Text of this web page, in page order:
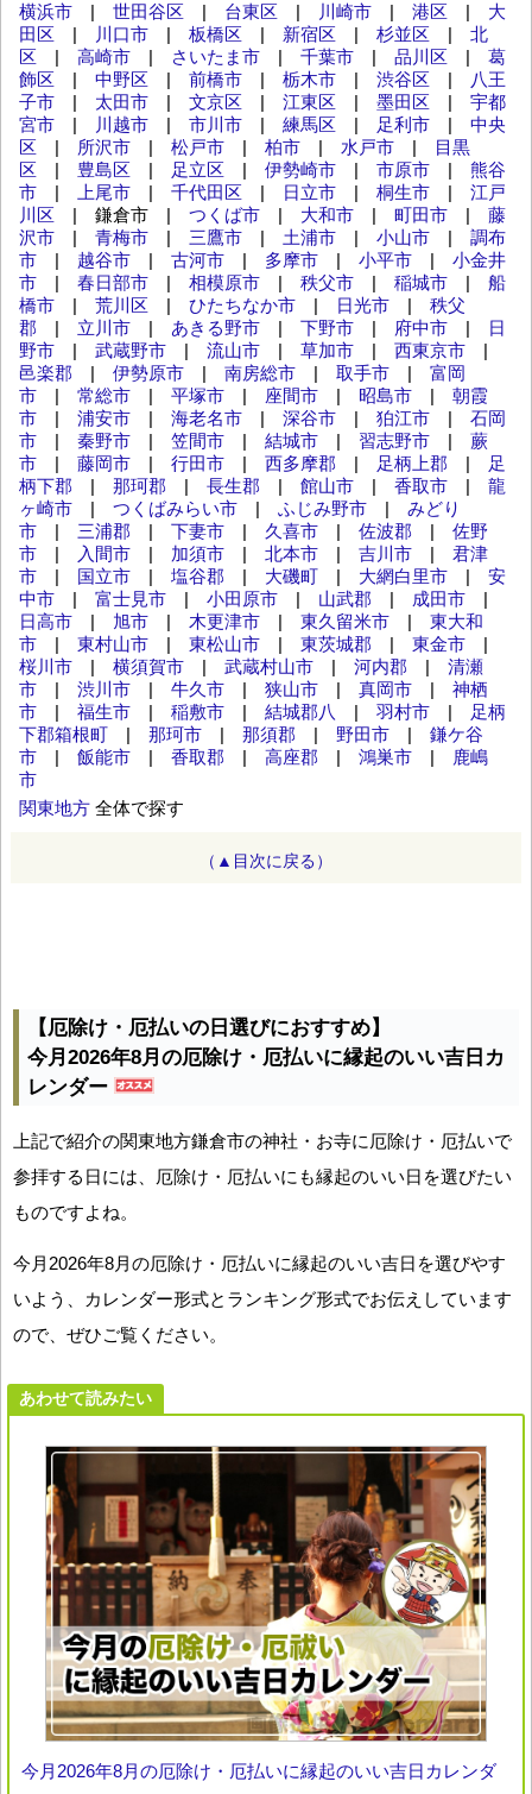
横浜市 | 世田谷区 | 台東区 | 川崎市 | 港区 | 大
田区 | 川口市 | 板橋区 | 新宿区 | 杉並区 | 北
区 | 高崎市 | さいたま市 | 千葉市 | 品川区 | 葛
飾区 | 中野区 | 前橋市 | 栃木市 | 渋谷区 |
八王
子市 | 太田市 | 文京区 | 江東区 | 墨田区 | 宇都
宮市 | 川越市 | 市川市 | 練馬区 | 足利市 | 中央
区 | 所沢市 | 松戸市 | 柏市 | 水戸市 |
目黒
区 | 豊島区 | 足立区 | 伊勢崎市 | 市原市 | 熊谷
市 | 上尾市 | 千代田区 | 日立市 | 桐生市 | 江戸
川区 | 鎌倉市 | つくば市 | 大和市 | 町田市 | 藤
沢市 | 青梅市 | 三鷹市 | 土浦市 | 小山市 | 調布
市 | 越谷市 | 古河市 | 多摩市 | 小平市 | 小金井
市 | 春日部市 | 相模原市 | 秩父市 | 稲城市 | 船
橋市 | 荒川区 | ひたちなか市 | 日光市 | 秩父
郡 | 立川市 | あきる野市 | 下野市 | 府中市 |
日
野市 | 武蔵野市 | 流山市 | 草加市 | 西東京市 |
邑楽郡 | 伊勢原市 | 南房総市 | 取手市 | 富岡
市 | 常総市 | 平塚市 | 座間市 | 昭島市 | 朝霞
市 | 浦安市 | 海老名市 | 深谷市 | 狛江市 | 石岡
市 | 秦野市 | 笠間市 | 結城市 | 習志野市 | 蕨
市 | 藤岡市 | 行田市 | 西多摩郡 | 足柄上郡 |
足
柄下郡 | 那珂郡 | 長生郡 | 館山市 | 香取市 | 龍
ヶ崎市 | つくばみらい市 | ふじみ野市 | みどり
市 | 三浦郡 | 下妻市 | 久喜市 | 佐波郡 | 佐野
市 | 入間市 | 加須市 | 北本市 | 吉川市 | 君津
市 | 国立市 | 塩谷郡 | 大磯町 | 大網白里市 | 安
中市 | 富士見市 | 小田原市 | 山武郡 | 成田市 |
日高市 | 旭市 | 木更津市 | 東久留米市 | 東大和
市 | 東村山市 | 東松山市 | 東茨城郡 | 東金市 |
桜川市 | 横須賀市 | 武蔵村山市 | 河内郡 | 清瀬
市 | 渋川市 | 牛久市 | 狭山市 | 真岡市 | 神栖
市 | 福生市 | 稲敷市 | 結城郡八 | 羽村市 |
足柄
下郡箱根町 | 那珂市 | 那須郡 | 野田市 | 鎌ケ谷
市 | 飯能市 | 香取郡 | 高座郡 | 鴻巣市 |
鹿嶋
市
関東地方 全体で探す
（▲目次に戻る）
【厄除け・厄払いの日選びにおすすめ】
今月2026年8月の厄除け・厄払いに縁起のいい吉日カ
レンダー
上記で紹介の関東地方鎌倉市の神社・お寺に厄除け・厄払いで
参拝する日には、厄除け・厄払いにも縁起のいい日を選びたい
ものですよね。
今月2026年8月の厄除け・厄払いに縁起のいい吉日を選びやす
いよう、カレンダー形式とランキング形式でお伝えしています
ので、ぜひご覧ください。
あわせて読みたい
今月2026年8月の厄除け・厄払いに縁起のいい吉日カレンダ